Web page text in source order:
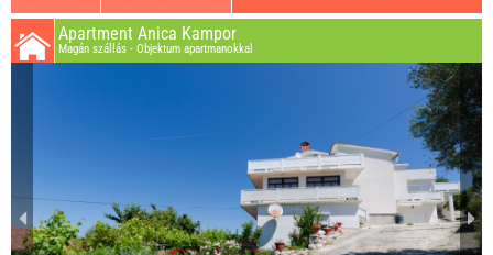
Apartment Anica Kampor
Magán szállás - Objektum apartmanokkal